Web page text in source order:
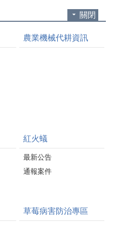
關閉
農業機械代耕資訊
紅火蟻
最新公告
通報案件
草莓病害防治專區